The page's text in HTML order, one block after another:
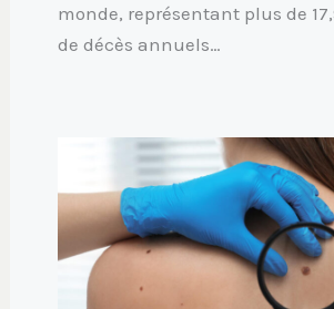
monde, représentant plus de
de décès annuels…